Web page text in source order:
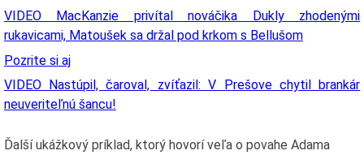
VIDEO MacKanzie privítal nováčika Dukly zhodenými
rukavicami, Matoušek sa držal pod krkom s Bellušom
Pozrite si aj
VIDEO Nastúpil, čaroval, zvíťazil: V Prešove chytil brankár
neuveriteľnú šancu!
Ďalší ukážkový príklad, ktorý hovorí veľa o povahe Adama